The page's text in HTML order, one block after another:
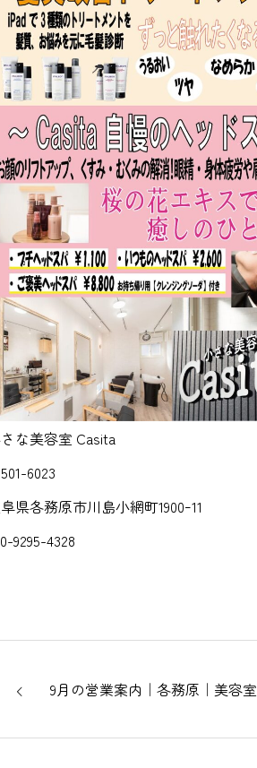
な美容室 Casita
6023
県各務原市川島小網町1900ｰ11
9295-4328
9月の営業案内｜各務原｜美容室